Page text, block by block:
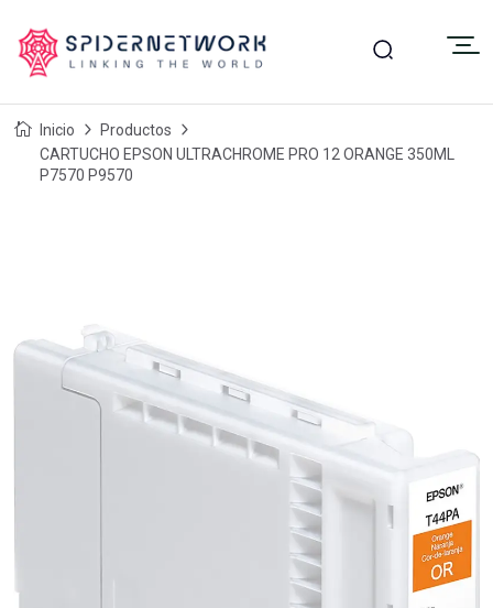
Inicio
Productos
CARTUCHO EPSON ULTRACHROME PRO 12 ORANGE 350ML
P7570 P9570